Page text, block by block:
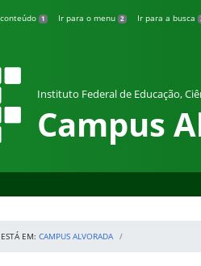
1 Ir para o menu 2 Ir para a busca
Instituto Federal de Educação,
Campus
EM: CAMPUS ALVORADA